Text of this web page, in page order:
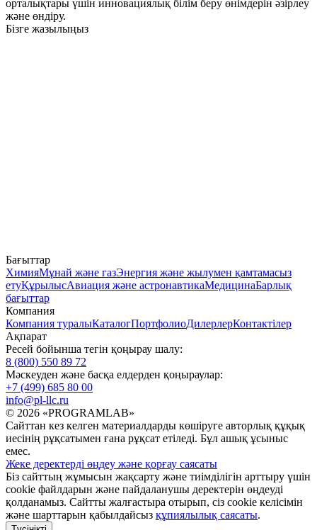
орталықтары үшін инновациялық білім беру өнімдерін әзірлеу
және өндіру.
Бізге жазылыңыз
Бағыттар
ХимияМұнай және газЭнергия және жылумен қамтамасыз
етуҚұрылысАвиация және астронавтикаМедицинаБарлық
бағыттар
Компания
Компания туралыКаталогПортфолиоДилерлерКонтактілер
Ақпарат
Ресей бойынша тегін қоңырау шалу:
8 (800) 550 89 72
Мәскеуден және басқа елдерден қоңыраулар:
+7 (499) 685 80 00
info@pl-llc.ru
© 2026 «PROGRAMLAB»
Сайттан кез келген материалдарды көшіруге авторлық құқық
иесінің рұқсатымен ғана рұқсат етіледі. Бұл ашық ұсыныс
емес.
Жеке деректерді өңдеу және қорғау саясаты
Біз сайттың жұмысын жақсарту және тиімділігін арттыру үшін
cookie файлдарын және пайдаланушы деректерін өңдеуді
қолданамыз. Сайтты жалғастыра отырып, сіз cookie келісімін
және шарттарын қабылдайсыз құпиялылық саясаты.